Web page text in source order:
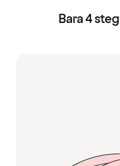
Bara 4